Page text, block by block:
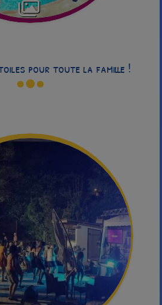
pour toute la famille !